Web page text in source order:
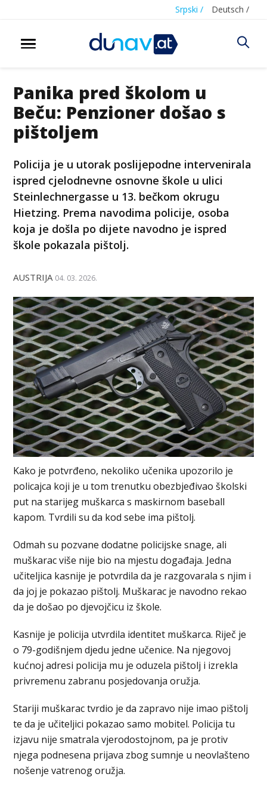
Srpski / Deutsch /
Panika pred školom u
Beču: Penzioner došao s
pištoljem
Policija je u utorak poslijepodne intervenirala
ispred cjelodnevne osnovne škole u ulici
Steinlechnergasse u 13. bečkom okrugu
Hietzing. Prema navodima policije, osoba
koja je došla po dijete navodno je ispred
škole pokazala pištolj.
AUSTRIJA 04. 03. 2026.
Kako je potvrđeno, nekoliko učenika upozorilo je
policajca koji je u tom trenutku obezbjeđivao školski
put na starijeg muškarca s maskirnom baseball
kapom. Tvrdili su da kod sebe ima pištolj.
Odmah su pozvane dodatne policijske snage, ali
muškarac više nije bio na mjestu događaja. Jedna
učiteljica kasnije je potvrdila da je razgovarala s njim i
da joj je pokazao pištolj. Muškarac je navodno rekao
da je došao po djevojčicu iz škole.
Kasnije je policija utvrdila identitet muškarca. Riječ je
o 79-godišnjem djedu jedne učenice. Na njegovoj
kućnoj adresi policija mu je oduzela pištolj i izrekla
privremenu zabranu posjedovanja oružja.
Stariji muškarac tvrdio je da zapravo nije imao pištolj
te da je učiteljici pokazao samo mobitel. Policija tu
izjavu nije smatrala vjerodostojnom, pa je protiv
njega podnesena prijava zbog sumnje u neovlašteno
nošenje vatrenog oružja.